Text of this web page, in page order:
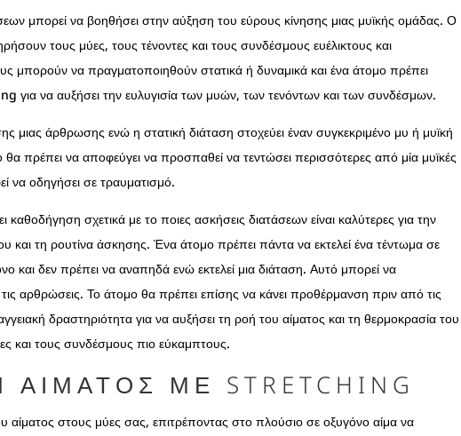
μπορεί να βοηθήσει στην αύξηση του εύρους κίνησης μιας μυϊκής ομάδας. Ο
τους μύες, τους τένοντες και τους συνδέσμους ευέλικτους και
μπορούν να πραγματοποιηθούν στατικά ή δυναμικά και ένα άτομο πρέπει
για να αυξήσει την ευλυγισία των μυών, των τενόντων και των συνδέσμων.
μιας άρθρωσης ενώ η στατική διάταση στοχεύει έναν συγκεκριμένο μυ ή μυϊκή
πρέπει να αποφεύγει να προσπαθεί να τεντώσει περισσότερες από μία μυϊκές
να οδηγήσει σε τραυματισμό.
σχετικά με το ποιες ασκήσεις διατάσεων είναι καλύτερες για την
και τη ρουτίνα άσκησης. Ένα άτομο πρέπει πάντα να εκτελεί ένα τέντωμα σε
και δεν πρέπει να αναπηδά ενώ εκτελεί μια διάταση. Αυτό μπορεί να
αρθρώσεις. Το άτομο θα πρέπει επίσης να κάνει προθέρμανση πριν από τις
δραστηριότητα για να αυξήσει τη ροή του αίματος και τη θερμοκρασία του
και τους συνδέσμους πιο εύκαμπτους.
ΑΊΜΑΤΟΣ ΜΕ STRETCHING
αίματος στους μύες σας, επιτρέποντας στο πλούσιο σε οξυγόνο αίμα να